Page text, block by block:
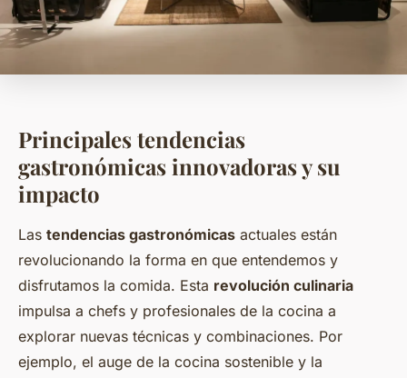
Principales tendencias
gastronómicas innovadoras y su
impacto
Las tendencias gastronómicas actuales están
revolucionando la forma en que entendemos y
disfrutamos la comida. Esta revolución culinaria
impulsa a chefs y profesionales de la cocina a
explorar nuevas técnicas y combinaciones. Por
ejemplo, el auge de la cocina sostenible y la